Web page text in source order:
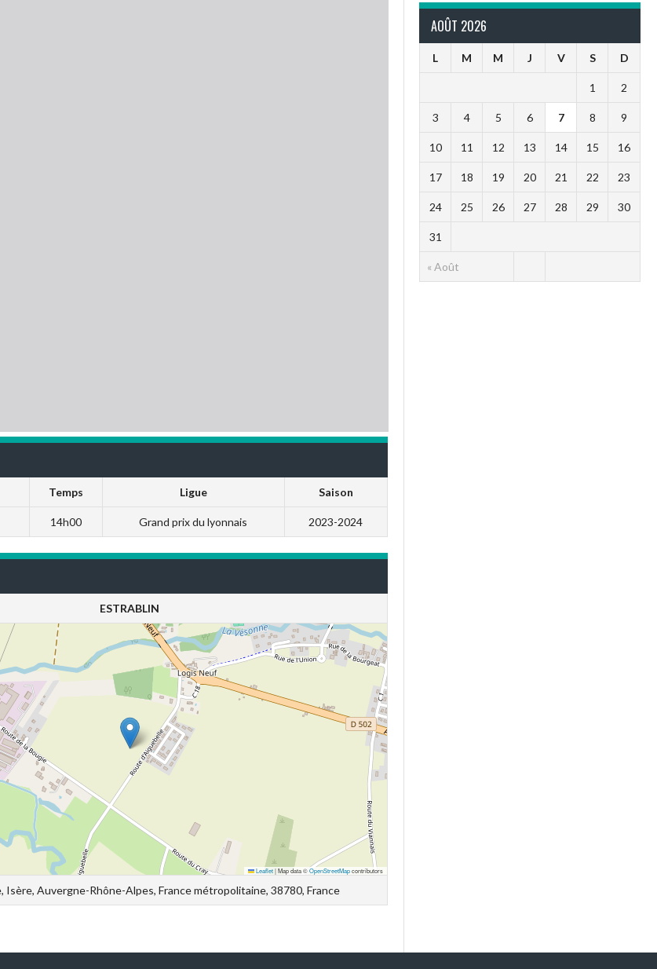
Temps Ligue Saison
14h00 Grand prix du lyonnais 2023-2024
ESTRABLIN
Leaflet |Map data ©OpenStreetMapcontributors
Isère, Auvergne-Rhône-Alpes, France métropolitaine, 38780, France
AOÛT 2026
L M M J V S D
« Août
1 2
3 4 5 6 7 8 9
10 11 12 13 14 15 16
17 18 19 20 21 22 23
24 25 26 27 28 29 30
31